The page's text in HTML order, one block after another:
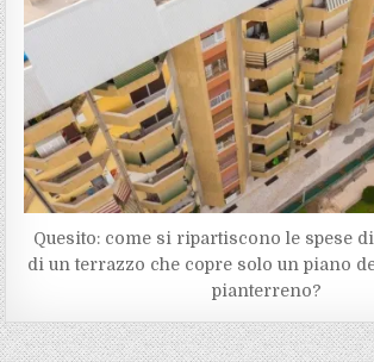
Quesito: come si ripartiscono le spese
di un terrazzo che copre solo un piano
pianterreno?